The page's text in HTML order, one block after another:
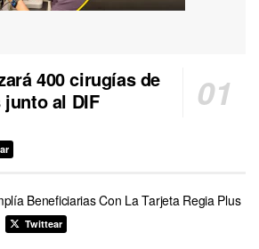
400 cirugías de
al DIF
Beneficiarias Con La Tarjeta Regia Plus
Twittear